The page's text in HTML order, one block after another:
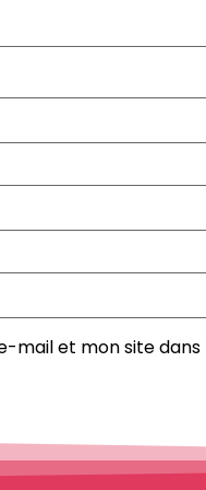
mail et mon site